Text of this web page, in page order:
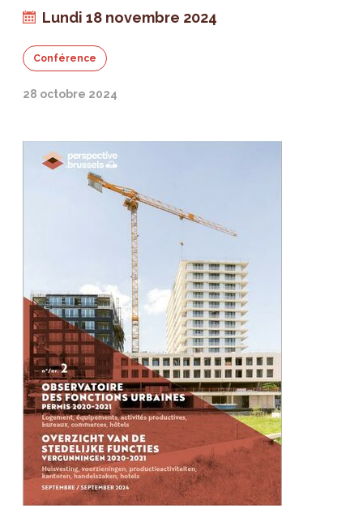
Lundi 18 novembre 2024
Conférence
28 octobre 2024